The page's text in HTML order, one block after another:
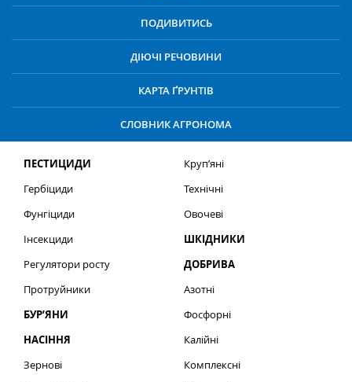
ПОДИВИТИСЬ
ДІЮЧІ РЕЧОВИНИ
КАРТА ҐРУНТІВ
СЛОВНИК АГРОНОМА
ПЕСТИЦИДИ
Гербіциди
Фунгіциди
Інсекциди
Регулятори росту
Протруйники
БУР’ЯНИ
НАСІННЯ
Зернові
Круп’яні
Технічні
Овочеві
ШКІДНИКИ
ДОБРИВА
Азотні
Фосфорні
Калійні
Комплексні